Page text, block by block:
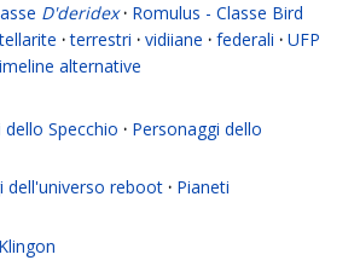
D'deridex · Romulus - Classe Bird
tellarite · terrestri · vidiiane · federali · UFP
alternative
Specchio · Personaggi dello
dell'universo reboot · Pianeti